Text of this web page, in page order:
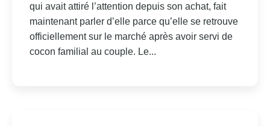
qui avait attiré l’attention depuis son achat, fait
maintenant parler d’elle parce qu’elle se retrouve
officiellement sur le marché après avoir servi de
cocon familial au couple. Le...